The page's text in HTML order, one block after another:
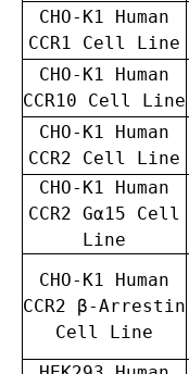
CHO-K1 Human
CCR1 Cell Line
CHO-K1 Human
CCR10 Cell Line
CHO-K1 Human
CCR2 Cell Line
CHO-K1 Human
CCR2 Gα15 Cell
Line
CHO-K1 Human
CCR2 β-Arrestin
Cell Line